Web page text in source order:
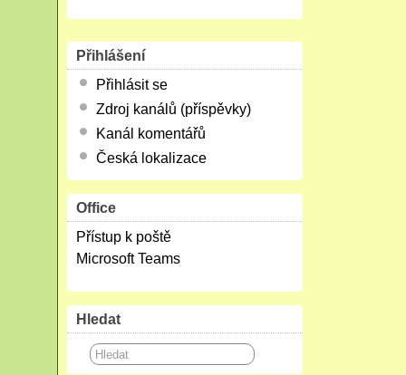
Přihlášení
Přihlásit se
Zdroj kanálů (příspěvky)
Kanál komentářů
Česká lokalizace
Office
Přístup k poště
Microsoft Teams
Hledat